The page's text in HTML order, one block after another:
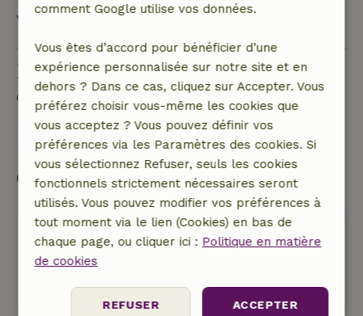
Voir tout
Poser une question
Contacte le propriétaire de la Maison nature.
Envoyer un message
Commencer ma réservation
Oups ! Malheureusement, vous ne
pouvez plus réserver cette maison
comment Google utilise vos données.
Vous êtes d’accord pour bénéficier d’une
expérience personnalisée sur notre site et en
dehors ? Dans ce cas, cliquez sur Accepter. Vous
préférez choisir vous-même les cookies que
vous acceptez ? Vous pouvez définir vos
préférences via les Paramètres des cookies. Si
vous sélectionnez Refuser, seuls les cookies
fonctionnels strictement nécessaires seront
utilisés. Vous pouvez modifier vos préférences à
tout moment via le lien (Cookies) en bas de
chaque page, ou cliquer ici : Politique en matière
de cookies
ACCEPTER
REFUSER